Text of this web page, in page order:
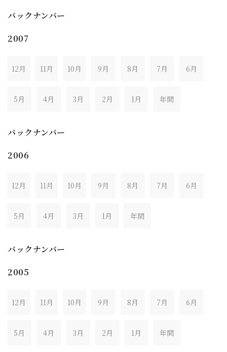
バックナンバー
2007
12月 11月 10月 9月 8月 7月 6月
5月 4月 3月 2月 1月 年間
バックナンバー
2006
12月 11月 10月 9月 8月 7月 6月
5月 4月 3月 1月 年間
バックナンバー
2005
12月 11月 10月 9月 8月 7月 6月
5月 4月 3月 2月 1月 年間